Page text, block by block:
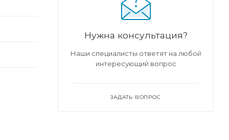
Нужна консультация?
Наши специалисты ответят на любой
интересующий вопрос
ЗАДАТЬ ВОПРОС